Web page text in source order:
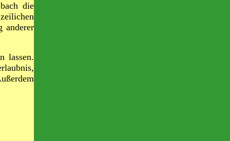
die
anderer
lassen.